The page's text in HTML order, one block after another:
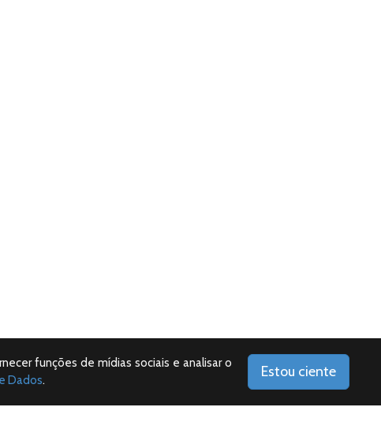
funções de mídias sociais e analisar o
Dados. Estou ciente